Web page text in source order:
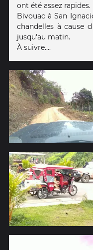
ont été assez rapides.
Bivouac à San
chandelles à cause
jusqu'au matin.
À suivre....